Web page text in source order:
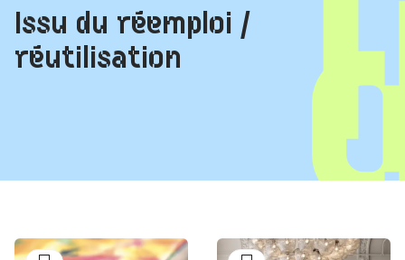
Issu du réemploi /
réutilisation